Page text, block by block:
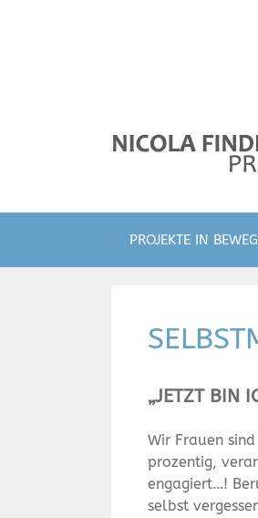
PROJEKTE IN
„JETZT BIN
Wir Frauen
prozentig,
engagiert…!
selbst